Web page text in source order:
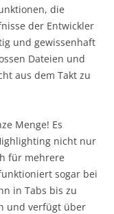
die
der Entwickler
und gewissenhaft
Dateien und
aus dem Takt zu
Menge! Es
nicht nur
für mehrere
sogar bei
in Tabs bis zu
und verfügt über